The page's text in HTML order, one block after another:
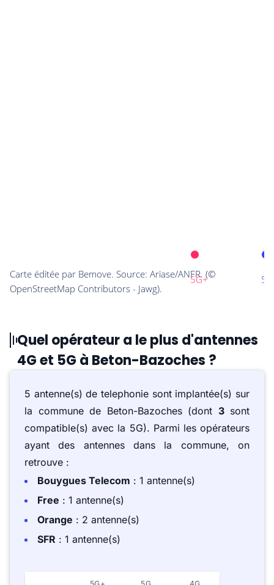
Quel opérateur a le plus d'antennes
4G et 5G à Beton-Bazoches ?
5 antenne(s) de telephonie sont implantée(s) sur
la commune de Beton-Bazoches (dont 3sont
compatible(s) avec la 5G). Parmi les opérateurs
ayant des antennes dans la commune, on
retrouve :
Bouygues Telecom : 1 antenne(s)
Free : 1 antenne(s)
Orange : 2 antenne(s)
SFR : 1 antenne(s)